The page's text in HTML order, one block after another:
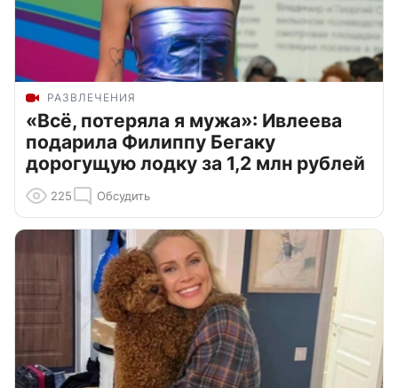
РАЗВЛЕЧЕНИЯ
«Всё, потеряла я мужа»: Ивлеева
подарила Филиппу Бегаку
дорогущую лодку за 1,2 млн рублей
225 Обсудить